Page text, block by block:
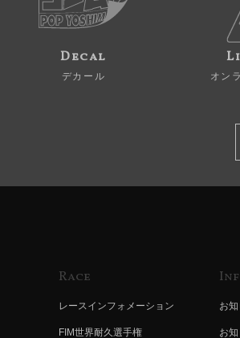
Decal
デカール オン
Race
レースインフォメーション
FIM世界耐久選手権
お
お